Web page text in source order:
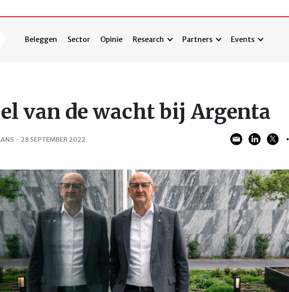
Beleggen Sector Opinie Research Partners Events
van de wacht bij Argenta
· 28 SEPTEMBER 2022